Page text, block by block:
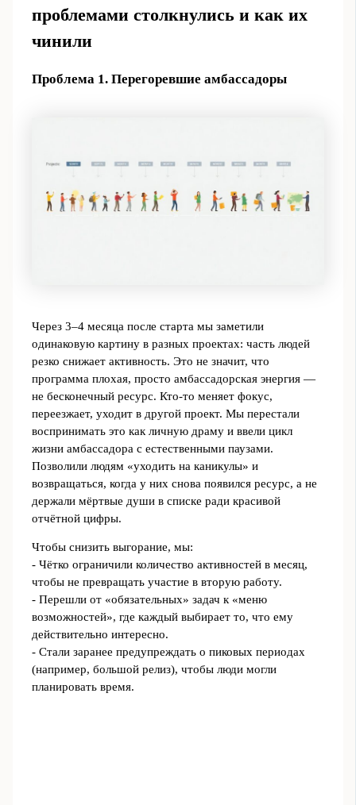
проблемами столкнулись и как их
чинили
Проблема 1. Перегоревшие амбассадоры
Через 3–4 месяца после старта мы заметили
одинаковую картину в разных проектах: часть людей
резко снижает активность. Это не значит, что
программа плохая, просто амбассадорская энергия —
не бесконечный ресурс. Кто-то меняет фокус,
переезжает, уходит в другой проект. Мы перестали
воспринимать это как личную драму и ввели цикл
жизни амбассадора с естественными паузами.
Позволили людям «уходить на каникулы» и
возвращаться, когда у них снова появился ресурс, а не
держали мёртвые души в списке ради красивой
отчётной цифры.
Чтобы снизить выгорание, мы:
- Чётко ограничили количество активностей в месяц,
чтобы не превращать участие в вторую работу.
- Перешли от «обязательных» задач к «меню
возможностей», где каждый выбирает то, что ему
действительно интересно.
- Стали заранее предупреждать о пиковых периодах
(например, большой релиз), чтобы люди могли
планировать время.